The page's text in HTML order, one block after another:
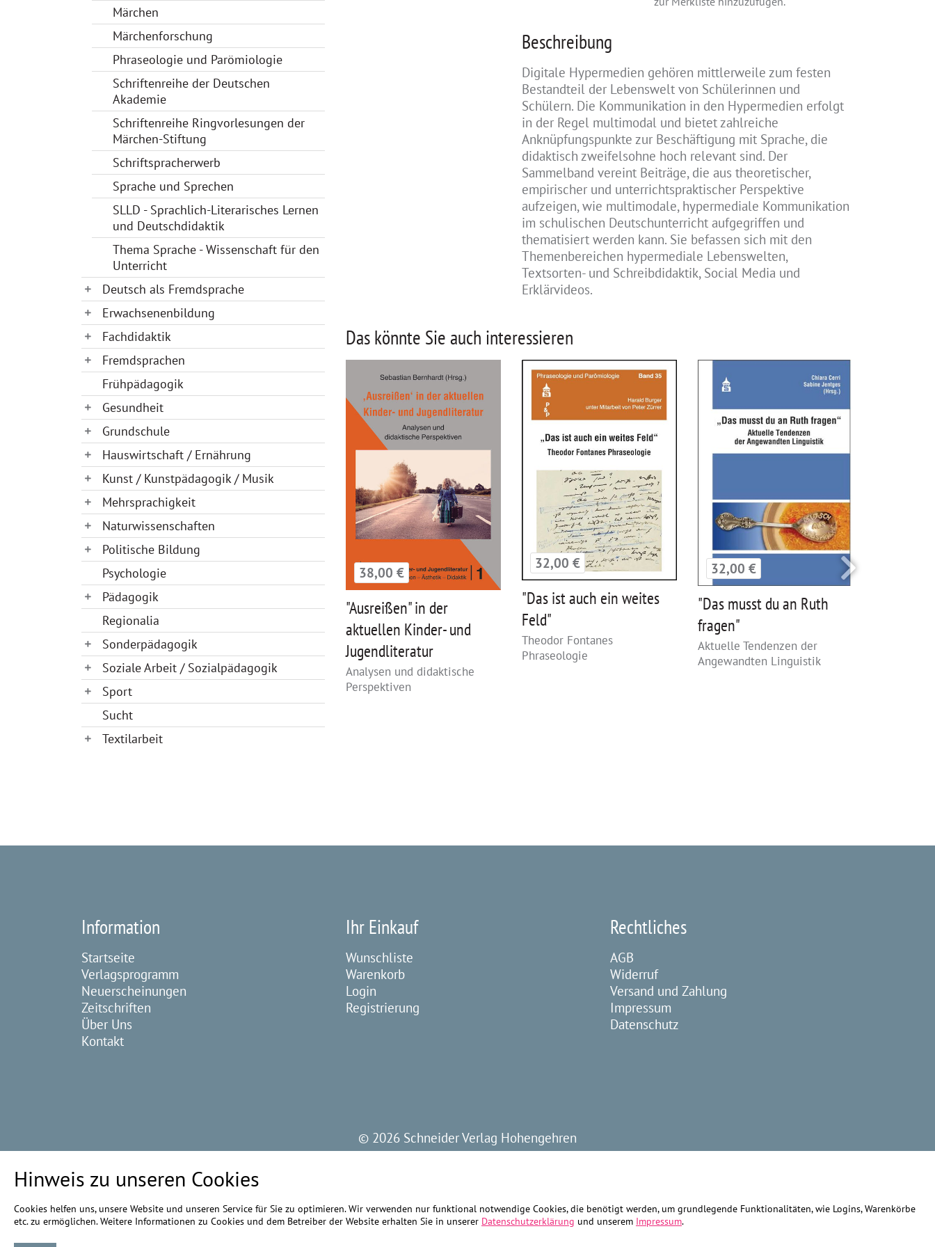
Beschreibung
Digitale Hypermedien gehören mittlerweile zum festen
Bestandteil der Lebenswelt von Schülerinnen und
Schülern. Die Kommunikation in den Hypermedien erfolgt
in der Regel multimodal und bietet zahlreiche
Anknüpfungspunkte zur Beschäftigung mit Sprache, die
didaktisch zweifelsohne hoch relevant sind. Der
Sammelband vereint Beiträge, die aus theoretischer,
empirischer und unterrichtspraktischer Perspektive
aufzeigen, wie multimodale, hypermediale Kommunikation
im schulischen Deutschunterricht aufgegriffen und
thematisiert werden kann. Sie befassen sich mit den
Themenbereichen hypermediale Lebenswelten,
Textsorten- und Schreibdidaktik, Social Media und
Erklärvideos.
Das könnte Sie auch interessieren
38,00 €
"Ausreißen" in der
aktuellen Kinder- und
Jugendliteratur
Analysen und didaktische
Perspektiven
32,00 €
"Das ist auch ein weites
Feld"
Theodor Fontanes
Phraseologie
32,00 €
"Das musst du an Ruth
fragen"
Aktuelle Tendenzen der
Angewandten Linguistik
Märchen
Märchenforschung
Phraseologie und Parömiologie
Schriftenreihe der Deutschen
Akademie
Schriftenreihe Ringvorlesungen der
Märchen-Stiftung
Schriftspracherwerb
Sprache und Sprechen
SLLD - Sprachlich-Literarisches Lernen
und Deutschdidaktik
Thema Sprache - Wissenschaft für den
Unterricht
Deutsch als Fremdsprache
Erwachsenenbildung
Fachdidaktik
Fremdsprachen
Frühpädagogik
Gesundheit
Grundschule
Hauswirtschaft / Ernährung
Kunst / Kunstpädagogik / Musik
Mehrsprachigkeit
Naturwissenschaften
Politische Bildung
Psychologie
Pädagogik
Regionalia
Sonderpädagogik
Soziale Arbeit / Sozialpädagogik
Sport
Sucht
Textilarbeit
Information
Startseite
Verlagsprogramm
Neuerscheinungen
Zeitschriften
Über Uns
Kontakt
Ihr Einkauf
Wunschliste
Warenkorb
Login
Registrierung
Rechtliches
AGB
Widerruf
Versand und Zahlung
Impressum
Datenschutz
© 2026 Schneider Verlag Hohengehren
Hinweis zu unseren Cookies
Cookies helfen uns, unsere Website und unseren Service für Sie zu optimieren. Wir verwenden nur funktional notwendige Cookies, die benötigt werden, um grundlegende Funktionalitäten, wie Logins, Warenkörbe
etc. zu ermöglichen. Weitere Informationen zu Cookies und dem Betreiber der Website erhalten Sie in unserer Datenschutzerklärung und unserem Impressum.